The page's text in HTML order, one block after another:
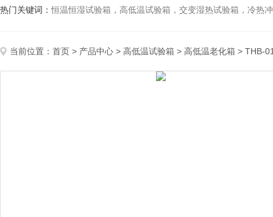
热门关键词：恒温恒湿试验箱，高低温试验箱，交变湿热试验箱，冷热冲击试验
当前位置： 首页 > 产品中心 > 高低温试验箱 > 高低温老化箱 > THB-